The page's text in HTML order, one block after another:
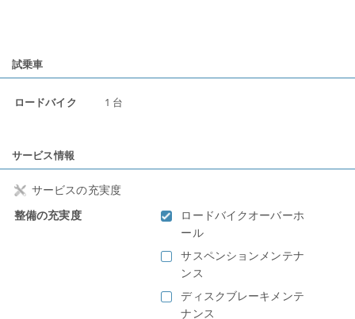
試乗車
ロードバイク 1 台
サービス情報
サービスの充実度
整備の充実度
ロードバイクオーバーホ
ール
サスペンションメンテナ
ンス
ディスクブレーキメンテ
ナンス